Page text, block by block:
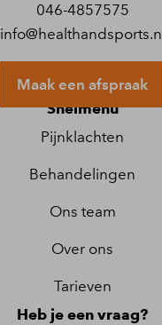
046-4857575
info@healthandsports.nl
Maak een afspraak
Snelmenu
Pijnklachten
Behandelingen
Ons team
Over ons
Tarieven
Heb je een vraag?